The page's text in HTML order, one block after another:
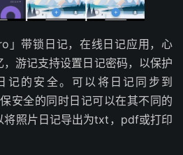
」带锁日记，在线日记应用，心
游记支持设置日记密码，以保护
记的安全。可以将日记同步到
安全的同时日记可以在其不同的
将照片日记导出为txt，pdf或打印